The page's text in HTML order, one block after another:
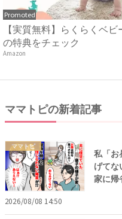
Promoted
【実質無料】らくらくベビ
の特典をチェック
Amazon
ママトピの新着記事
ママトピ
私「お
げてな
家に帰
2026/08/08 14:50